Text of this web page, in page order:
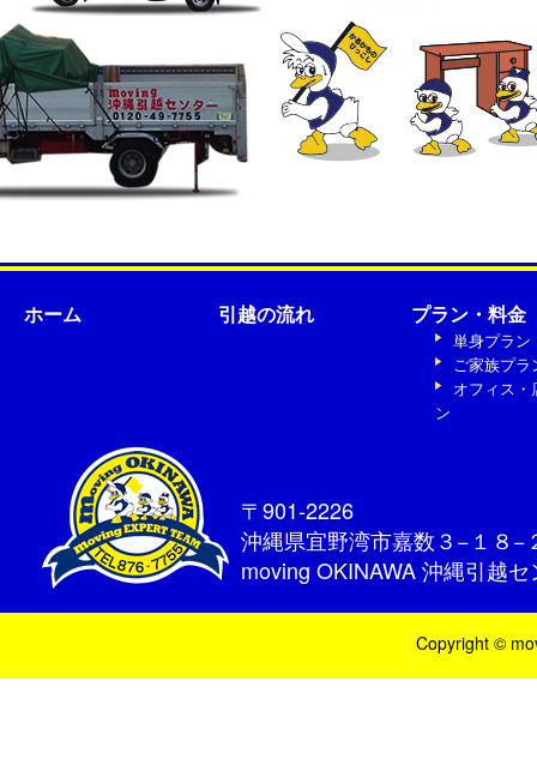
ホーム 引越の流れ プラン・料金
単身プラン
ご家族プラ
オフィス・
ン
〒901-2226
沖縄県宜野湾市嘉数３−１８−
moving OKINAWA 沖縄引越
Copyright ©